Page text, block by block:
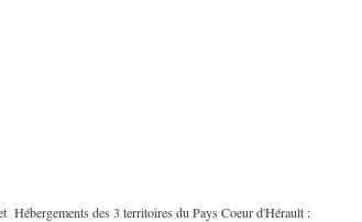
Hébergements des 3 territoires du Pays Coeur d'Hérault :